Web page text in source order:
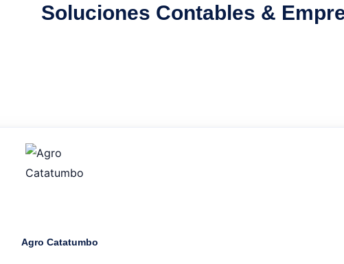
Soluciones Contables &
Agro Catatumbo